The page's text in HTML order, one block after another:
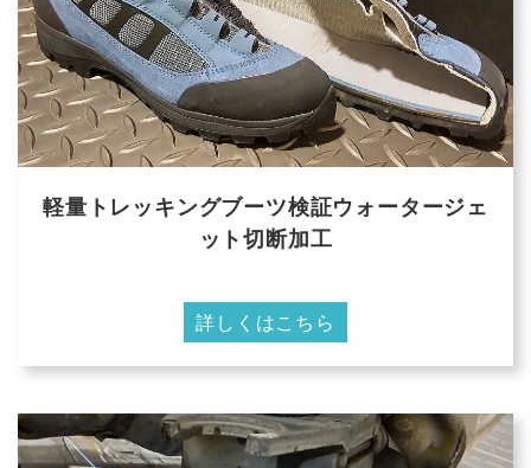
軽量トレッキングブーツ検証ウォータージェ
ット切断加工
詳しくはこちら